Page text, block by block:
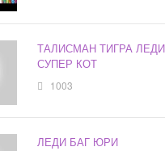
ТАЛИСМАН ТИГРА
СУПЕР КОТ
1003
ЛЕДИ БАГ ЮРИ